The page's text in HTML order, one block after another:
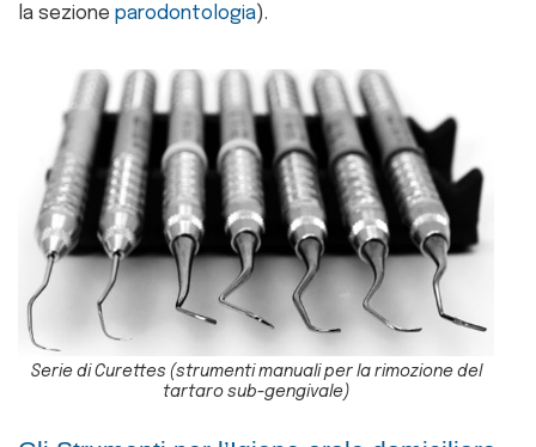
la sezione parodontologia).
Serie di Curettes (strumenti manuali per la rimozione del
tartaro sub-gengivale)